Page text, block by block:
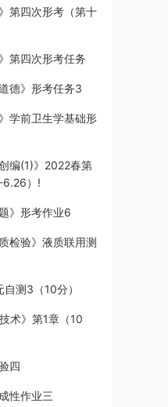
第四次形考（第十
第四次形考任务
德》形考任务3
学前卫生学基础形
编(1)》2022春第
6.26）!
》形考作业6
检验》液质联用测
测3（10分）
术》第1章（10
四
性作业三